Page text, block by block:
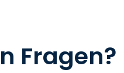
Fragen?